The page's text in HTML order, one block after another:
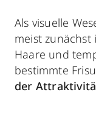
Als visuelle
meist zunächst
Haare und
bestimmte
der